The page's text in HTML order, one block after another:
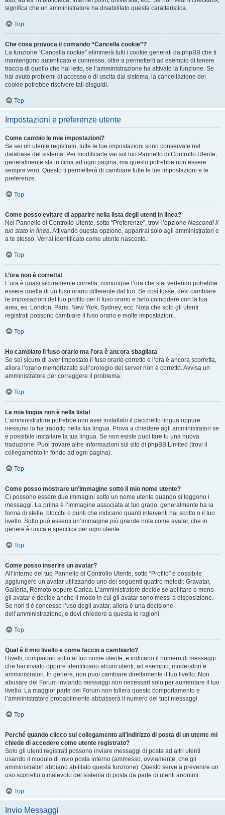
significa che un amministratore ha disabilitato questa caratteristica.
Top
Che cosa provoca il comando “Cancella cookie”?
La funzione “Cancella cookie” eliminerà tutti i cookie generati da phpBB che ti
mantengono autenticato e connesso, oltre a permetterti ad esempio di tenere
traccia di quello che hai letto, se l’amministrazione ha attivato la funzione. Se
hai avuto problemi di accesso o di uscita dal sistema, la cancellazione dei
cookie potrebbe risolvere tali disguidi.
Top
Impostazioni e preferenze utente
Come cambio le mie impostazioni?
Se sei un utente registrato, tutte le tue impostazioni sono conservate nel
database del sistema. Per modificarle vai sul tuo Pannello di Controllo Utente;
generalmente sta in cima ad ogni pagina, ma questo potrebbe non essere
sempre vero. Questo ti permetterà di cambiare tutte le tue impostazioni e le
preferenze.
Top
Come posso evitare di apparire nella lista degli utenti in linea?
Nel Pannello di Controllo Utente, sotto “Preferenze”, trovi l’opzione Nascondi il
tuo stato in linea. Attivando questa opzione, apparirai solo agli amministratori e
a te stesso. Verrai identificato come utente nascosto.
Top
L’ora non è corretta!
L’ora è quasi sicuramente corretta, comunque l’ora che stai vedendo potrebbe
essere quella di un fuso orario differente dal tuo. Se così fosse, devi cambiare
le impostazioni del tuo profilo per il fuso orario e farlo coincidere con la tua
area, es. London, Paris, New York, Sydney, ecc. Nota che solo gli utenti
registrati possono cambiare il fuso orario e molte impostazioni.
Top
Ho cambiato il fuso orario ma l’ora è ancora sbagliata
Se sei sicuro di aver impostato il fuso orario corretto e l’ora è ancora scorretta,
allora l’orario memorizzato sull’orologio del server non è corretto. Avvisa un
amministratore per correggere il problema.
Top
La mia lingua non è nella lista!
L’amministratore potrebbe non aver installato il pacchetto lingua oppure
nessuno lo ha tradotto nella tua lingua. Prova a chiedere agli amministratori se
è possibile installare la tua lingua. Se non esiste puoi fare tu una nuova
traduzione. Puoi trovare altre informazioni sul sito di phpBB Limited (trovi il
collegamento in fondo ad ogni pagina).
Top
Come posso mostrare un’immagine sotto il mio nome utente?
Ci possono essere due immagini sotto un nome utente quando si leggono i
messaggi. La prima è l’immagine associata al tuo grado, generalmente ha la
forma di stelle, blocchi o punti che indicano quanti interventi hai scritto o il tuo
livello. Sotto può esserci un’immagine più grande nota come avatar, che in
genere è unica e specifica per ogni utente.
Top
Come posso inserire un avatar?
All’interno del tuo Pannello di Controllo Utente, sotto “Profilo” è possibile
aggiungere un avatar utilizzando uno dei seguenti quattro metodi: Gravatar,
Galleria, Remoto oppure Carica. L’amministratore decide se abilitare o meno
gli avatar e decide anche il modo in cui gli avatar sono messi a disposizione.
Se non ti è concesso l’uso degli avatar, allora è una decisione
dell’amministrazione, e devi chiedere a questa le ragioni.
Top
Qual è il mio livello e come faccio a cambiarlo?
I livelli, compaiono sotto al tuo nome utente, e indicano il numero di messaggi
che hai inviato oppure identificano alcuni utenti, ad esempio, moderatori e
amministratori. In genere, non puoi cambiare direttamente il tuo livello. Non
abusare del Forum inviando messaggi non necessari solo per aumentare il tuo
livello. La maggior parte dei Forum non tollera questo comportamento e
l’amministratore probabilmente abbasserà il numero dei tuoi messaggi.
Top
Perché quando clicco sul collegamento all’indirizzo di posta di un utente mi
chiede di accedere come utente registrato?
Solo gli utenti registrati possono inviare messaggi di posta ad altri utenti
usando il modulo di invio posta interno (ammesso, ovviamente, che gli
amministratori abbiano abilitato questa funzione). Questo serve a prevenire un
uso scorretto o malevolo del sistema di posta da parte di utenti anonimi.
Top
Invio Messaggi